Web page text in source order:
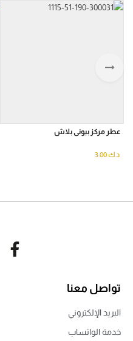
عطر مركز بيونى بلاش
د.ك
تواصل معنا
البريد الإلكتروني
خدمة الواتساب